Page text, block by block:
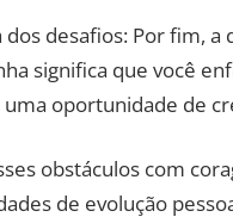
dos desafios: Por fim,
significa que você
uma oportunidade de
obstáculos com
de evolução